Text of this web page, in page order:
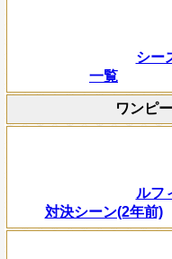
シー
一覧
ワンピ
ルフ
対決シーン(2年前)